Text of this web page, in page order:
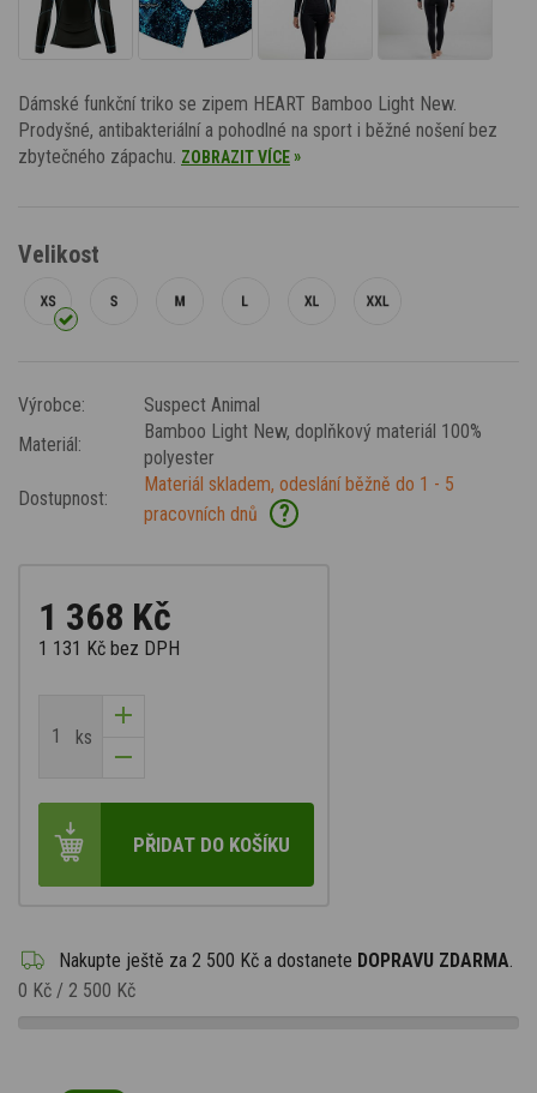
Dámské funkční triko se zipem HEART Bamboo Light New.
Prodyšné, antibakteriální a pohodlné na sport i běžné nošení bez
zbytečného zápachu. ZOBRAZIT VÍCE»
Velikost
Výrobce:
Suspect Animal
Materiál:
Bamboo Light New, doplňkový materiál 100%
polyester
Dostupnost:
Materiál skladem, odeslání běžně do 1 - 5
pracovních dnů
?
1 368 Kč
1 131 Kč bez DPH
ks
PŘIDAT DO KOŠÍKU
Nakupte ještě za 2 500 Kč a dostanete DOPRAVU ZDARMA
0 Kč / 2 500 Kč